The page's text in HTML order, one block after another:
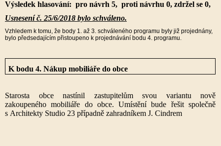
Výsledek hlasování: pro návrh 5, proti návrhu 0, zdržel se 0,
Usnesení č. 25/6/2018 bylo schváleno.
Vzhledem k tomu, že body 1. až 3. schváleného programu byly již projednány,
bylo předsedajícím přistoupeno k projednávání bodu 4. programu.
K bodu 4. Nákup mobiliáře do obce
Starosta obce nastínil zastupitelům svou variantu nově
zakoupeného mobiliáře do obce. Umístění bude řešit společně
s Architekty Studio 23 případně zahradníkem J. Cindrem